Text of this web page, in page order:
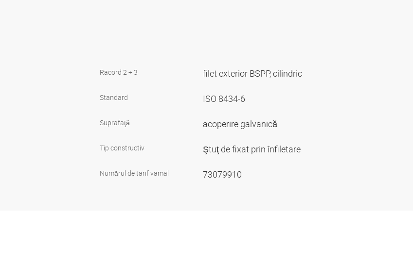
Racord 2 + 3 filet exterior BSPP, cilindric
Standard ISO 8434-6
Suprafaţă acoperire galvanică
Tip constructiv Ştuţ de fixat prin înfiletare
Numărul de tarif vamal 73079910